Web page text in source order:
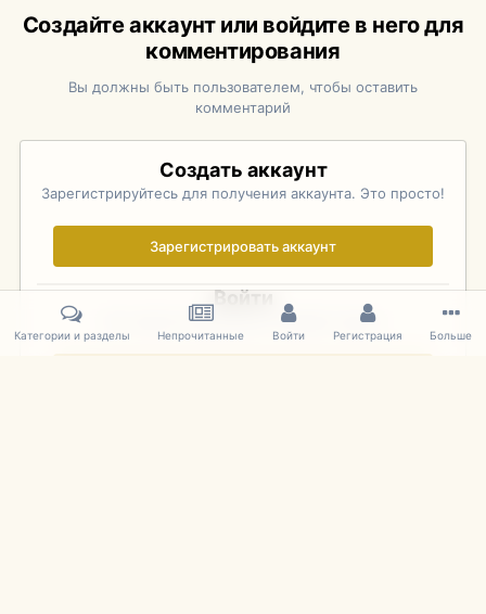
Создайте аккаунт или войдите в него для
комментирования
Вы должны быть пользователем, чтобы оставить
комментарий
Создать аккаунт
Зарегистрируйтесь для получения аккаунта. Это просто!
Зарегистрировать аккаунт
Войти
Уже зарегистрированы? Войдите здесь.
Категории и разделы Непрочитанные Войти Регистрация Больше